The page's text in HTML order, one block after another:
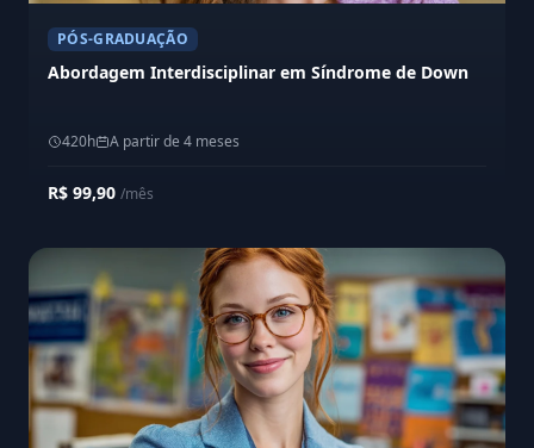
PÓS-GRADUAÇÃO
Abordagem Interdisciplinar em Síndrome de Down
420h A partir de 4 meses
R$ 99,90 /mês